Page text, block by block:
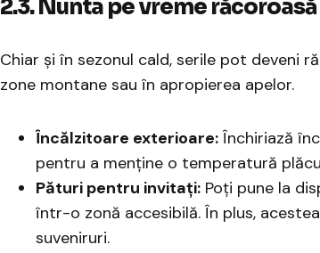
2.3. Nunta pe vreme răcoroasă
Chiar și în sezonul cald, serile pot deveni
zone montane sau în apropierea apelor.
Încălzitoare exterioare: Închiriază
pentru a menține o temperatură
Pături pentru invitați: Poți pune la
într-o zonă accesibilă. În plus,
suveniruri.